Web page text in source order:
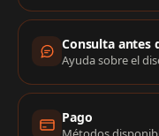
Consulta antes
Ayuda sobre el
Pago